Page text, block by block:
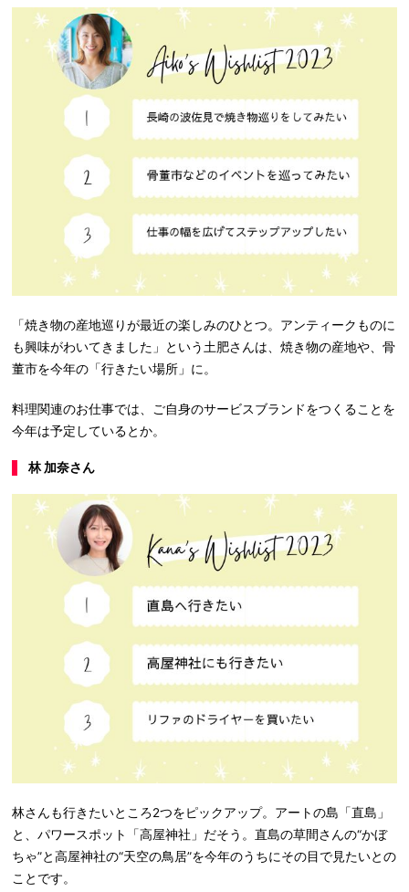
「焼き物の産地巡りが最近の楽しみのひとつ。アンティークものに
も興味がわいてきました」という土肥さんは、焼き物の産地や、骨
董市を今年の「行きたい場所」に。
料理関連のお仕事では、ご自身のサービスブランドをつくることを
今年は予定しているとか。
林 加奈さん
林さんも行きたいところ2つをピックアップ。アートの島「直島」
と、パワースポット「高屋神社」だそう。直島の草間さんの“かぼ
ちゃ”と高屋神社の“天空の鳥居”を今年のうちにその目で見たいとの
ことです。